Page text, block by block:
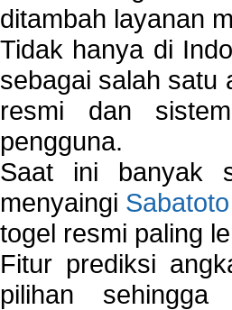
ditambah layanan
Tidak hanya di
sebagai salah satu
resmi dan
pengguna.
Saat ini banyak
menyaingi Sabatoto
togel resmi paling
Fitur prediksi
pilihan